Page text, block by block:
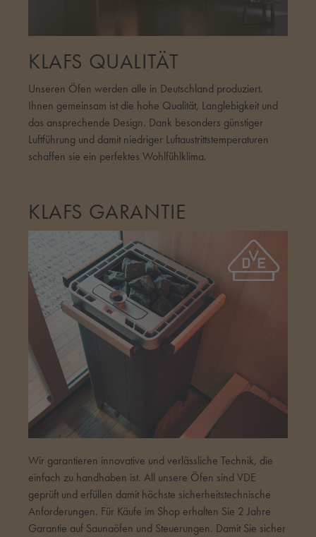
KLAFS QUALITÄT
Unseren Öfen werden alle in Deutschland produziert.
Ihnen gemeinsam ist die hohe Qualität, Langlebigkeit und
das ansprechende Design. Dank besonders günstiger
Luftführung und damit niedriger Luftaustrittstemperaturen
schaffen sie ein perfektes Wohlfühlklima.
KLAFS GARANTIE
Wir garantieren innovative und verlässliche Technik, die
einfach zu handhaben ist. All unsere Öfen sind VDE
geprüft und erfüllen damit höchste sicherheitstechnische
Anforderungen. Für Käufe im Shop erhalten Sie 2 Jahre
Garantie auf Saunaöfen und Steuerungen. Damit Sie sicher